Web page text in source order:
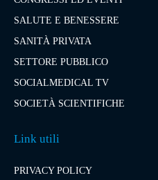
SALUTE E BENESSERE
SANITÀ PRIVATA
SETTORE PUBBLICO
SOCIALMEDICAL TV
SOCIETÀ SCIENTIFICHE
Link utili
PRIVACY POLICY